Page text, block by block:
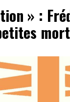
» :